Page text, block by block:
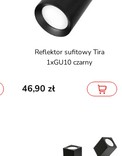
Reflektor sufitowy Tira
1xGU10 czarny
46,90